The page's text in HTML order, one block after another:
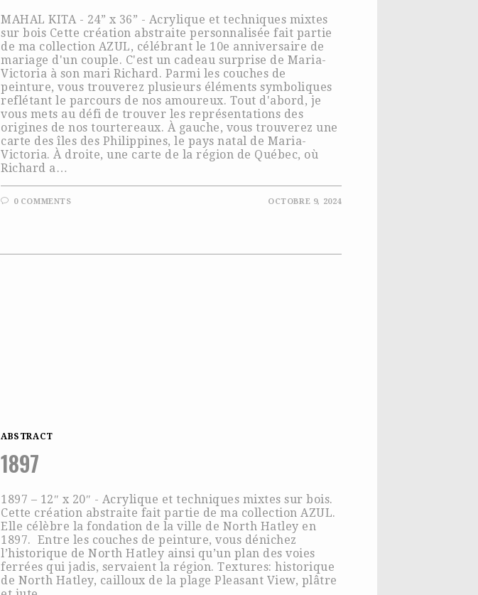
MAHAL KITA - 24” x 36” - Acrylique et techniques mixtes
sur bois Cette création abstraite personnalisée fait partie
de ma collection AZUL, célébrant le 10e anniversaire de
mariage d'un couple. C'est un cadeau surprise de Maria-
Victoria à son mari Richard. Parmi les couches de
peinture, vous trouverez plusieurs éléments symboliques
reflétant le parcours de nos amoureux. Tout d'abord, je
vous mets au défi de trouver les représentations des
origines de nos tourtereaux. À gauche, vous trouverez une
carte des îles des Philippines, le pays natal de Maria-
Victoria. À droite, une carte de la région de Québec, où
Richard a…
0 COMMENTS OCTOBRE 9, 2024
ABSTRACT
1897
1897 – 12″ x 20″ - Acrylique et techniques mixtes sur bois.
Cette création abstraite fait partie de ma collection AZUL.
Elle célèbre la fondation de la ville de North Hatley en
1897. Entre les couches de peinture, vous dénichez
l’historique de North Hatley ainsi qu’un plan des voies
ferrées qui jadis, servaient la région. Textures: historique
de North Hatley, cailloux de la plage Pleasant View, plâtre